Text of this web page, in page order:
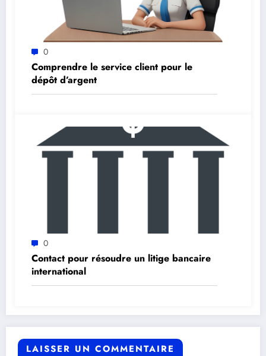
0
Comprendre le service client pour le
dépôt d’argent
0
Contact pour résoudre un litige bancaire
international
LAISSER UN COMMENTAIRE